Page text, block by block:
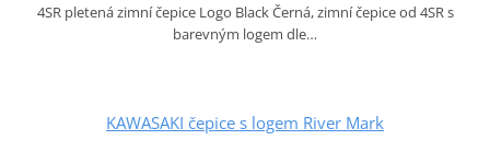
4SR pletená zimní čepice Logo Black Černá, zimní čepice od 4SR s
barevným logem dle…
KAWASAKI čepice s logem River Mark